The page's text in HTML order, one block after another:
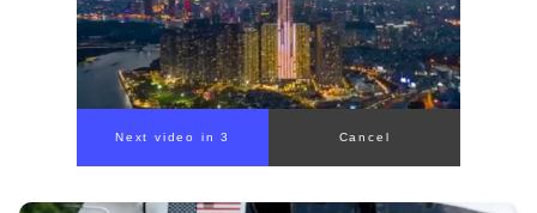
Next video in 1 Cancel